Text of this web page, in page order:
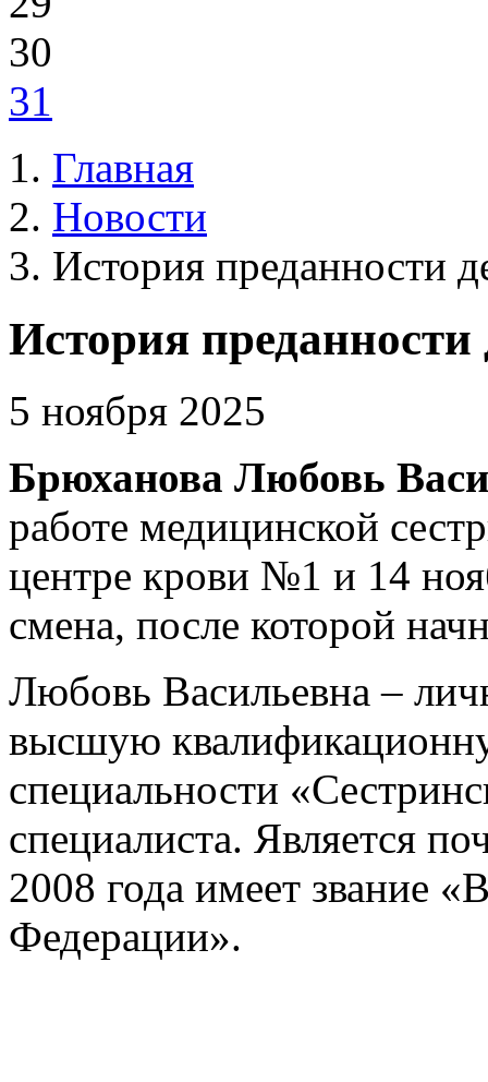
30
31
Главная
Новости
История преданности
История преданности
5 ноября 2025
Брюханова Любовь
работе медицинской
центре крови №1 и 14
смена, после которой
Любовь Васильевна –
высшую
специальности
специалиста. Является
2008 года имеет звание
Федерации».